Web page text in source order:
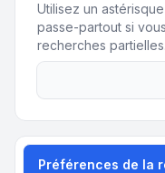
Utilisez un
passe-partout si
recherches partielles.
Préférences de la